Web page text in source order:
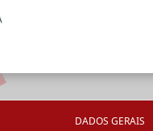
DADOS GERAIS